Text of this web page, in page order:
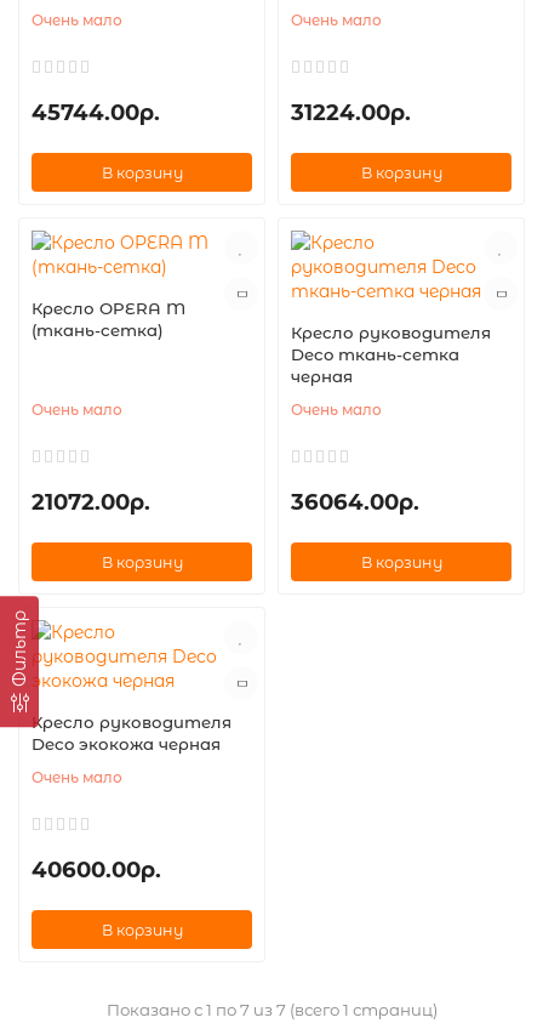
Фильтр
Очень мало
45744.00р.
В корзину
Очень мало
31224.00р.
В корзину
Кресло OPERA M
(ткань-сетка)
Очень мало
21072.00р.
В корзину
Кресло руководителя
Deco ткань-сетка
черная
Очень мало
36064.00р.
В корзину
Кресло руководителя
Deco экокожа черная
Очень мало
40600.00р.
В корзину
Показано с 1 по 7 из 7 (всего 1 страниц)